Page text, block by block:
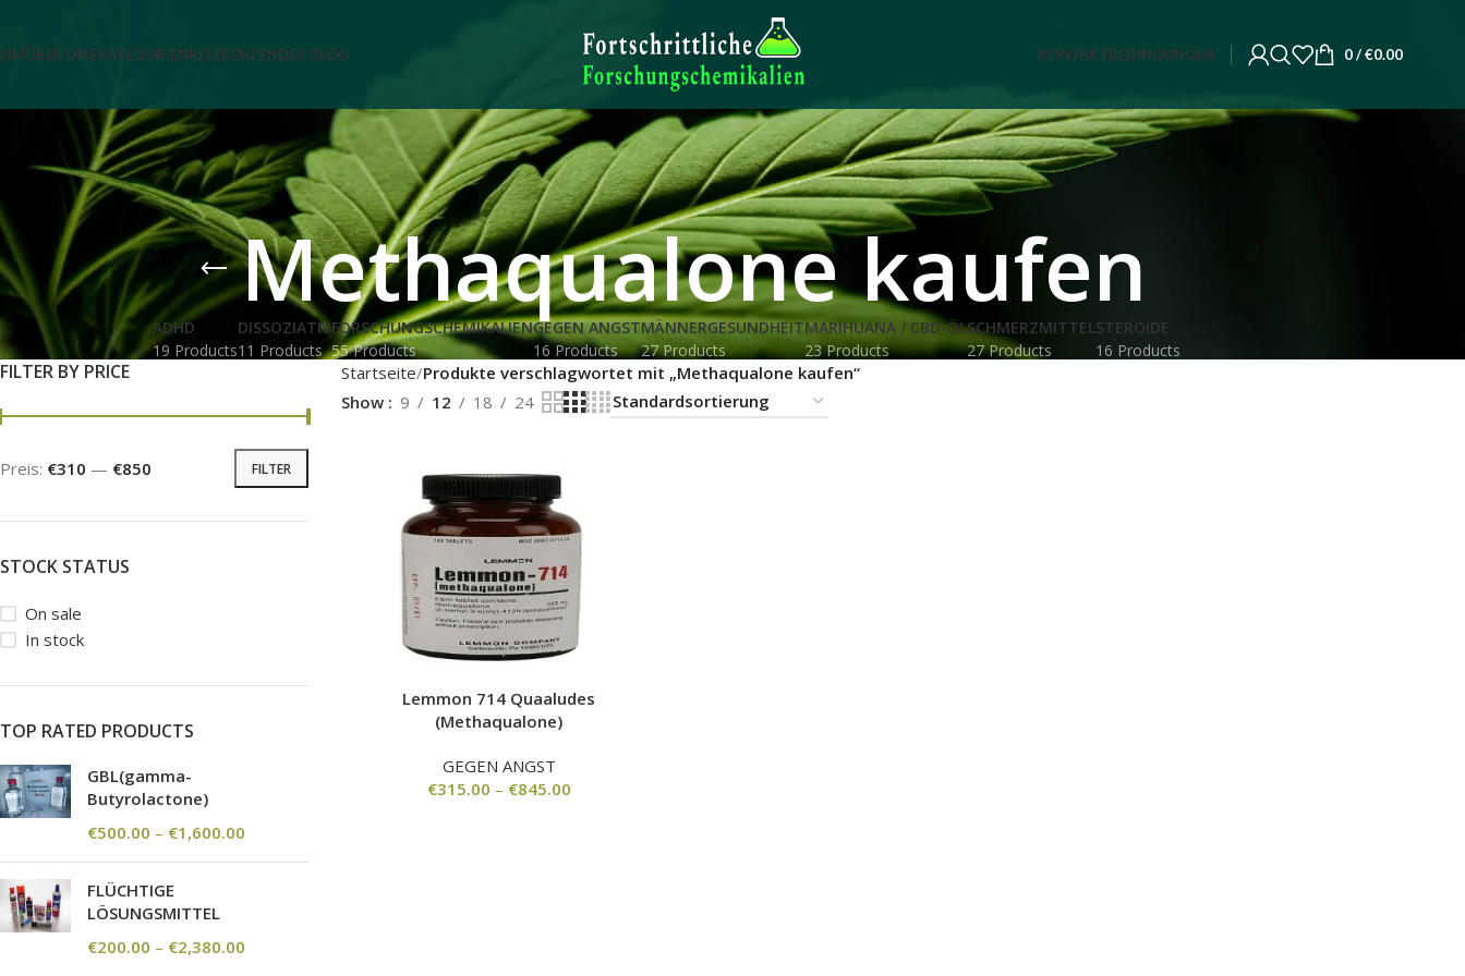
ÜBER UNSKATEGORIENREFERENZENDER BLOG KONTAKTBEDINGUNGEN 0/ €0.00
Methaqualone kaufen
ADHD
19 Products
DISSOZIATIV
11 Products
FORSCHUNGSCHEMIKALIEN
55 Products
GEGEN ANGST
16 Products
MÄNNERGESUNDHEIT
27 Products
MARIHUANA / CBD-ÖL
23 Products
SCHMERZMITTEL
27 Products
STEROIDE
16 Products
FILTER BY PRICE
FILTER
Preis: €310 — €850
STOCK STATUS
On sale
In stock
TOP RATED PRODUCTS
GBL(gamma-
Butyrolactone)
€500.00 – €1,600.00
FLÜCHTIGE
LÖSUNGSMITTEL
€200.00 – €2,380.00
Startseite Produkte verschlagwortet mit „Methaqualone kaufen“
Show
9 12 18 24
Lemmon 714 Quaaludes
(Methaqualone)
GEGEN ANGST
€315.00 – €845.00